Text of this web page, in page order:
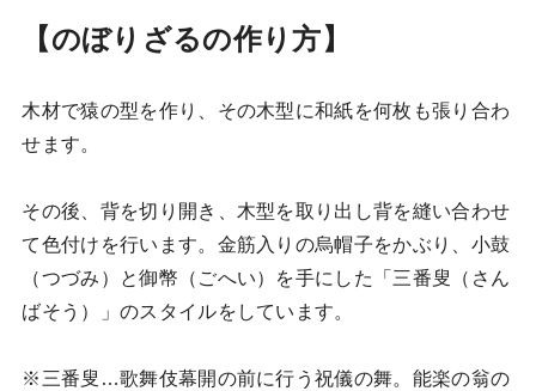
【のぼりざるの作り方】
木材で猿の型を作り、その木型に和紙を何枚も張り合わ
せます。
その後、背を切り開き、木型を取り出し背を縫い合わせ
て色付けを行います。金筋入りの烏帽子をかぶり、小鼓
（つづみ）と御幣（ごへい）を手にした「三番叟（さん
ばそう）」のスタイルをしています。
※三番叟…歌舞伎幕開の前に行う祝儀の舞。能楽の翁の